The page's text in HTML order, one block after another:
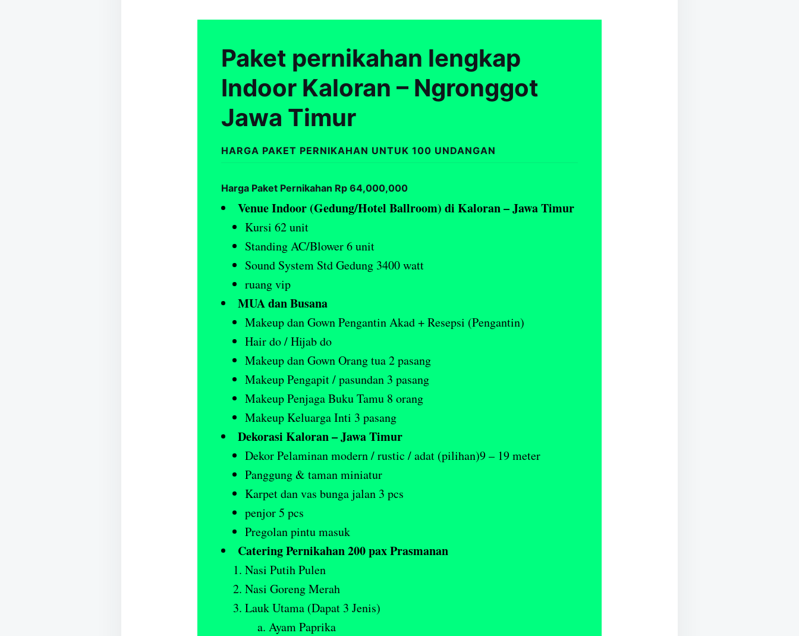
Paket pernikahan lengkap
Indoor Kaloran – Ngronggot
Jawa Timur
HARGA PAKET PERNIKAHAN UNTUK 100 UNDANGAN
Harga Paket Pernikahan Rp 64,000,000
Venue Indoor (Gedung/Hotel Ballroom) di Kaloran – Jawa Timur
Kursi 62 unit
Standing AC/Blower 6 unit
Sound System Std Gedung 3400 watt
ruang vip
MUA dan Busana
Makeup dan Gown Pengantin Akad + Resepsi (Pengantin)
Hair do / Hijab do
Makeup dan Gown Orang tua 2 pasang
Makeup Pengapit / pasundan 3 pasang
Makeup Penjaga Buku Tamu 8 orang
Makeup Keluarga Inti 3 pasang
Dekorasi Kaloran – Jawa Timur
Dekor Pelaminan modern / rustic / adat (pilihan)9 – 19 meter
Panggung & taman miniatur
Karpet dan vas bunga jalan 3 pcs
penjor 5 pcs
Pregolan pintu masuk
Catering Pernikahan 200 pax Prasmanan
Nasi Putih Pulen
Nasi Goreng Merah
Lauk Utama (Dapat 3 Jenis)
Ayam Paprika